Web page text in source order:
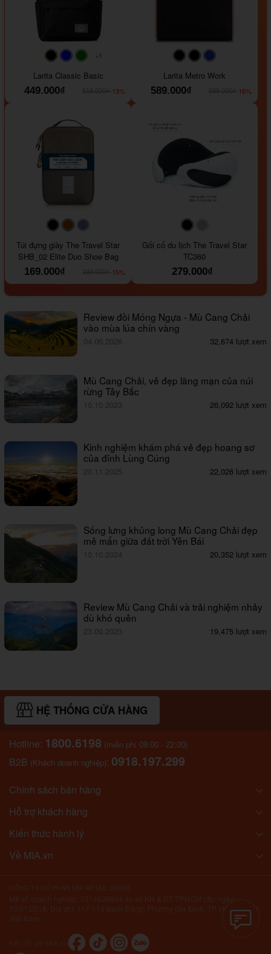
#faf0e6
#000000#0000FF#008000
+1
Larita Classic Basic
449.000₫
-13%
#000000#000000
Larita Metro Work
589.000₫
-16%
#000000#964B00
Túi đựng giày The Travel Star
SHB_02 Elite Duo Shoe Bag
169.000₫
-15%
#000000
Gối cổ du lịch The Travel Star
TC360
279.000₫
Review đồi Móng Ngựa - Mù Cang Chải
vào mùa lúa chín vàng
04.06.2026 32,674 lượt xem
Mù Cang Chải, vẻ đẹp lãng mạn của núi
rừng Tây Bắc
26,092 lượt xem
Kinh nghiệm khám phá vẻ đẹp hoang sơ
của đỉnh Lùng Cúng
20.11.2025 22,026 lượt xem
Sống lưng khủng long Mù Cang Chải đẹp
mê mẩn giữa đất trời Yên Bái
10.10.2024 20,352 lượt xem
Review Mù Cang Chải và trải nghiệm nhảy
dù khó quên
23.09.2023 19,475 lượt xem
HỆ THỐNG CỬA HÀNG
Hotline: 1800.6198 (miễn phí 09:00 - 22:00)
B2B (Khách doanh nghiệp): 0918.197.299
Chính sách bán hàng
Hỗ trợ khách hàng
Kiến thức hành lý
Về MIA.vn
10/01/2018. Địa chỉ: 117-119 Bạch Đằng, Phường Gia Định, TP. Hồ Chí Minh,